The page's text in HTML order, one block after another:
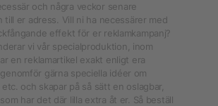
och några veckor senare
till er adress. Vill ni ha necessärer med
effekt för er reklamkampanj?
vi vår specialproduktion, inom
en reklamartikel exakt enligt era
gärna speciella idéer om
och skapar på så sätt en oslagbar,
har det där lilla extra åt er. Så beställ